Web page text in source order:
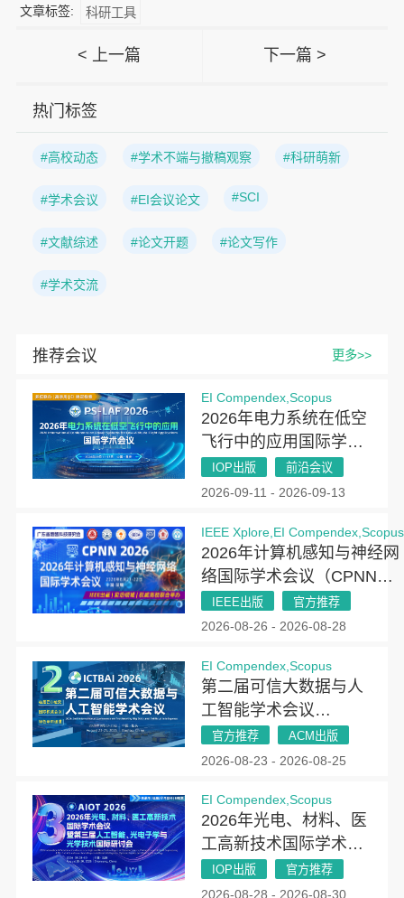
文章标签: 科研工具
< 上一篇 下一篇 >
热门标签
#高校动态 #学术不端与撤稿观察 #科研萌新
#学术会议 #EI会议论文 #SCI
#文献综述 #论文开题 #论文写作
#学术交流
推荐会议 更多>>
EI Compendex,Scopus
2026年电力系统在低空
飞行中的应用国际学术
会议（PSLAF 2026）
IOP出版 前沿会议
2026-09-11 - 2026-09-13
IEEE Xplore,EI Compendex,Scopus
2026年计算机感知与神经网
络国际学术会议（CPNN
2026）
IEEE出版 官方推荐
2026-08-26 - 2026-08-28
EI Compendex,Scopus
第二届可信大数据与人
工智能学术会议
(ICTBAI 2026)
官方推荐 ACM出版
2026-08-23 - 2026-08-25
EI Compendex,Scopus
2026年光电、材料、医
工高新技术国际学术会
议暨第三届人工智能、
光电子学与光学技术国
IOP出版 官方推荐
2026-08-28 - 2026-08-30